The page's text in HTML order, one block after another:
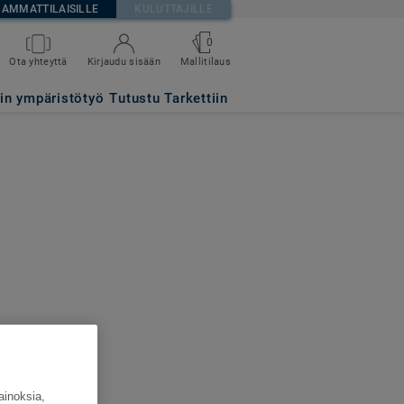
AMMATTILAISILLE KULUTTAJILLE
Ota yhteyttä Kirjaudu sisään
0
Mallitilaus
ympäristötyö Tutustu Tarkettiin